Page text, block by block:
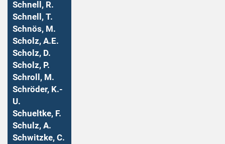
Schnell, R.
Schnell, T.
Schnös, M.
Scholz, A.E.
Scholz, D.
Scholz, P.
Schroll, M.
Schröder, K.-
U.
Schueltke, F.
Schulz, A.
Schwitzke, C.